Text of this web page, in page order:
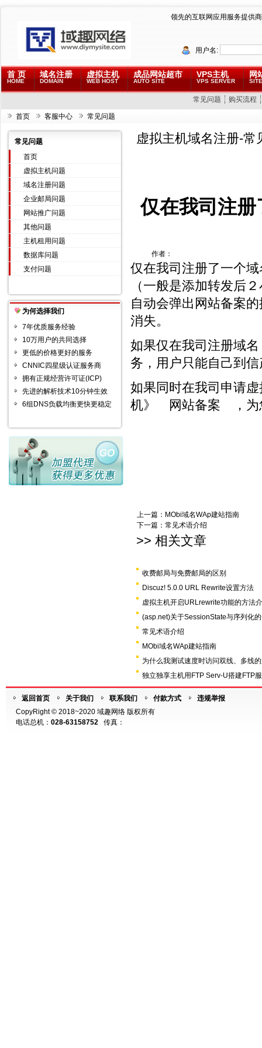
领先的互联网应用服务提供商
用户名:
首 页
HOME
域名注册
DOMAIN
虚拟主机
WEB HOST
成品网站超市
AUTO SITE
VPS主机
VPS SERVER
网
常见问题 购买流程
首页 客服中心 常见问题
常见问题
首页
虚拟主机问题
域名注册问题
企业邮局问题
网站推广问题
其他问题
主机租用问题
数据库问题
支付问题
为何选择我们
7年优质服务经验
10万用户的共同选择
更低的价格更好的服务
CNNIC四星级认证服务商
拥有正规经营许可证(ICP)
先进的解析技术10分钟生效
6组DNS负载均衡更快更稳定
虚拟主机域名注册-常
仅在我司注
作者：
仅在我司注册了一个
（一般是添加转发后
自动会弹出网站备案
消失。
如果仅在我司注册域
务，用户只能自己到
如果同时在我司申请
机》 网站备案 ，为
上一篇： MObi域名WAp建站指南
下一篇： 常见术语介绍
>> 相关文章
收费邮局与免费邮局的区别
Discuz! 5.0.0 URL Rewrite设置方法
虚拟主机开启URLrewrite功能的方法
(asp.net)关于SessionState与序列化
常见术语介绍
MObi域名WAp建站指南
为什么我测试速度时访问双线、多线
独立独享主机用FTP Serv-U搭建FTP
返回首页 关于我们 联系我们 付款方式
违规举报
CopyRight © 2018~2020 域趣网络 版权所有
电话总机： 028-63158752 传真：